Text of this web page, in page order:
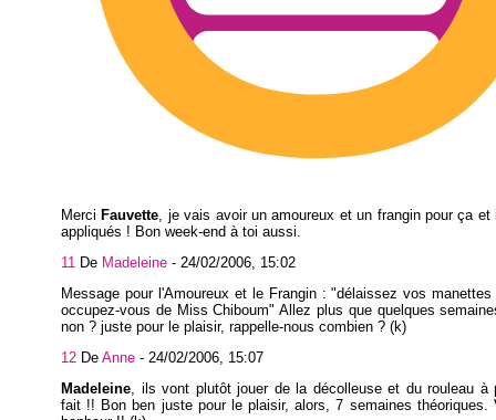
Merci Fauvette, je vais avoir un amoureux et un frangin pour ça
appliqués ! Bon week-end à toi aussi.
11 De Madeleine - 24/02/2006, 15:02
Message pour l'Amoureux et le Frangin : "délaissez vos
occupez-vous de Miss Chiboum" Allez plus que quelques
non ? juste pour le plaisir, rappelle-nous combien ? (k)
12 De Anne - 24/02/2006, 15:07
Madeleine , ils vont plutôt jouer de la décolleuse et du rouleau à
fait !! Bon ben juste pour le plaisir, alors, 7 semaines théoriques.